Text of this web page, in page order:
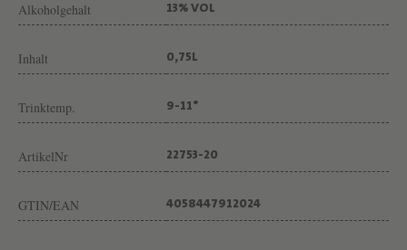
G
U
T
C
O
M
E
Alkoholgehalt 13% VOL
Inhalt 0,75L
Trinktemp. 9-11°
ArtikelNr 22753-20
GTIN/EAN 4058447912024